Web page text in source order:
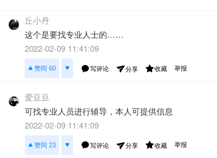
丘小丹
这个是要找专业人士的……
2022-02-09 11:41:09
赞同 60 写评论 分享 收藏 举报
爱豆豆
可找专业人员进行辅导，本人可提供信息
2022-02-09 11:41:09
赞同 23 写评论 分享 收藏 举报